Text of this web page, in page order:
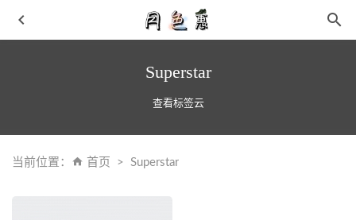
Superstar
查看标签云
当前位置： 首页 Superstar